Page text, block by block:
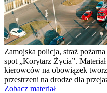
Zamojska policja, straż
spot „Korytarz Życia”.
kierowców na obowiązek
przestrzeni na drodze dla
Zobacz materiał